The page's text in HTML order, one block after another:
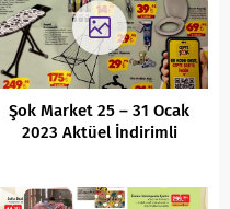
Şok Market 25 – 31 Ocak
2023 Aktüel İndirimli